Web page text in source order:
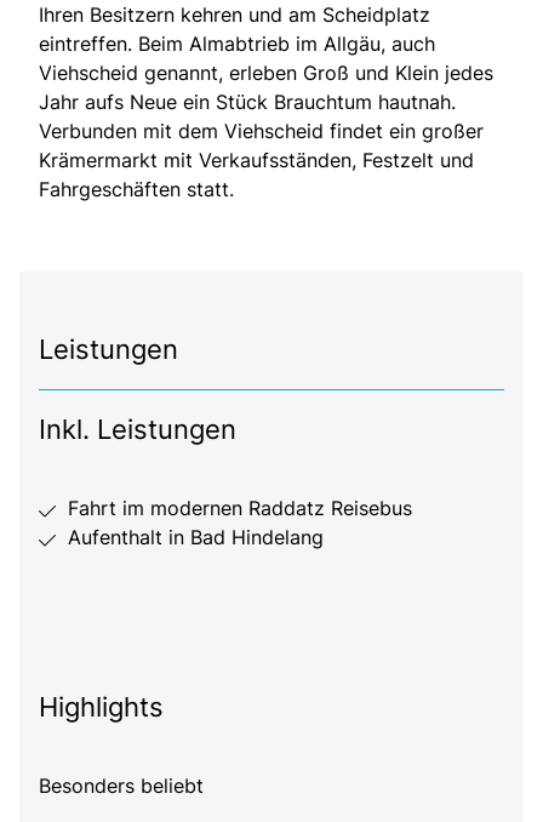
Ihren Besitzern kehren und am Scheidplatz
eintreffen. Beim Almabtrieb im Allgäu, auch
Viehscheid genannt, erleben Groß und Klein jedes
Jahr aufs Neue ein Stück Brauchtum hautnah.
Verbunden mit dem Viehscheid findet ein großer
Krämermarkt mit Verkaufsständen, Festzelt und
Fahrgeschäften statt.
Leistungen
Inkl. Leistungen
Fahrt im modernen Raddatz Reisebus
Aufenthalt in Bad Hindelang
Highlights
Besonders beliebt